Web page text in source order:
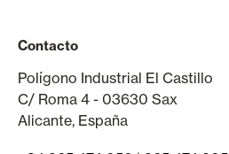
Contacto
Polígono Industrial El Castillo
C/ Roma 4 - 03630 Sax
Alicante, España